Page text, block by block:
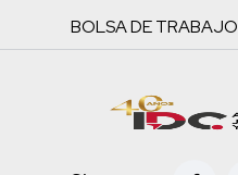
BOLSA DE TRABAJO